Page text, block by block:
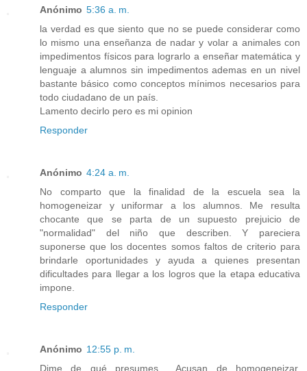
Anónimo 5:36 a. m.
la verdad es que siento que no se puede considerar como
lo mismo una enseñanza de nadar y volar a animales con
impedimentos físicos para lograrlo a enseñar matemática y
lenguaje a alumnos sin impedimentos ademas en un nivel
bastante básico como conceptos mínimos necesarios para
todo ciudadano de un país.
Lamento decirlo pero es mi opinion
Responder
Anónimo 4:24 a. m.
No comparto que la finalidad de la escuela sea la
homogeneizar y uniformar a los alumnos. Me resulta
chocante que se parta de un supuesto prejuicio de
"normalidad" del niño que describen. Y pareciera
suponerse que los docentes somos faltos de criterio para
brindarle oportunidades y ayuda a quienes presentan
dificultades para llegar a los logros que la etapa educativa
impone.
Responder
Anónimo 12:55 p. m.
Dime de qué presumes… Acusan de homogeneizar,